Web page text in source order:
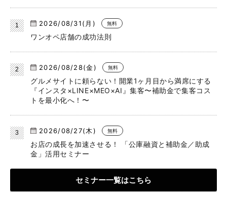
2026/08/31(月) 無料
ワンオペ店舗の成功法則
2026/08/28(金) 無料
グルメサイトに頼らない！開業1ヶ月目から満席にする
『インスタ×LINE×MEO×AI』集客〜補助金で集客コス
トを最小化へ！〜
2026/08/27(木) 無料
お店の成長を加速させる！ 「公庫融資と補助金／助成
金」活用セミナー
セミナー一覧はこちら